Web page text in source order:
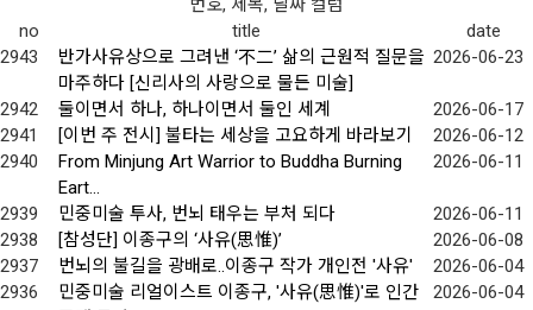
번호, 제목, 날짜 컬럼
no
title
date
2943
반가사유상으로 그려낸 ‘不二’ 삶의 근원적 질문을
마주하다 [신리사의 사랑으로 물든 미술]
2026-06-23
2942 둘이면서 하나, 하나이면서 둘인 세계
2026-06-17
2941
[이번 주 전시] 불타는 세상을 고요하게 바라보기
2026-06-12
2940
From Minjung Art Warrior to Buddha Burning
Eart...
2026-06-11
2939 민중미술 투사, 번뇌 태우는 부처 되다
2026-06-11
2938
[참성단] 이종구의 ‘사유(思惟)’
2026-06-08
2937
번뇌의 불길을 광배로..이종구 작가 개인전 '사유'
2026-06-04
2936
민중미술 리얼이스트 이종구, '사유(思惟)'로 인간
2026-06-04